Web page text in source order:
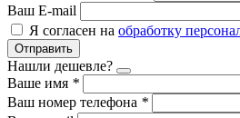
Ваш E-mail
Я согласен на обработку
Отправить
Нашли дешевле?
Ваше имя *
Ваш номер телефона *